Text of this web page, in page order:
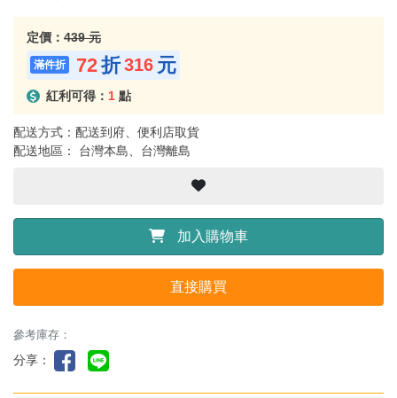
定價： 439 元
72折316 元
紅利可得： 1 點
配送方式：配送到府、便利店取貨
配送地區： 台灣本島、台灣離島
加入購物車
直接購買
參考庫存：
分享：